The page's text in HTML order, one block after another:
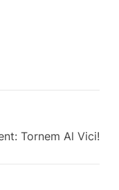
Tornem Al Vici!